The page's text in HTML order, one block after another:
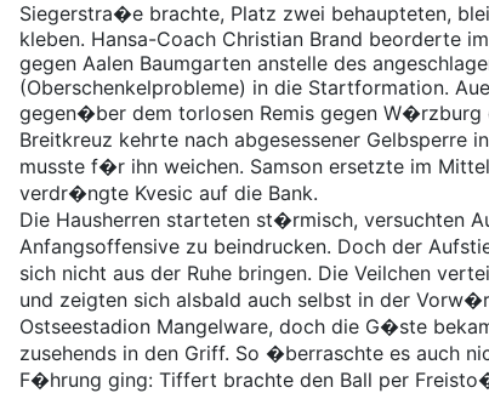
Siegerstra�e brachte, Platz zwei behaupteten,
kleben. Hansa-Coach Christian Brand beorderte
gegen Aalen Baumgarten anstelle des
(Oberschenkelprobleme) in die Startformation.
gegen�ber dem torlosen Remis gegen
Breitkreuz kehrte nach abgesessener Gelbsperre
musste f�r ihn weichen. Samson ersetzte im
verdr�ngte Kvesic auf die Bank.
Die Hausherren starteten st�rmisch, versuchten
Anfangsoffensive zu beindrucken. Doch der
sich nicht aus der Ruhe bringen. Die Veilchen
und zeigten sich alsbald auch selbst in der
Ostseestadion Mangelware, doch die G�ste
zusehends in den Griff. So �berraschte es auch
F�hrung ging: Tiffert brachte den Ball per